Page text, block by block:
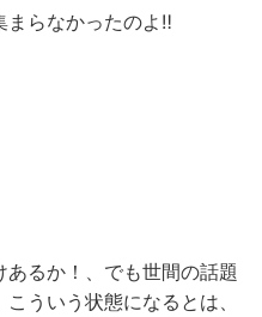
まらなかったのよ‼
るか！、でも世間の話題
ういう状態になるとは、